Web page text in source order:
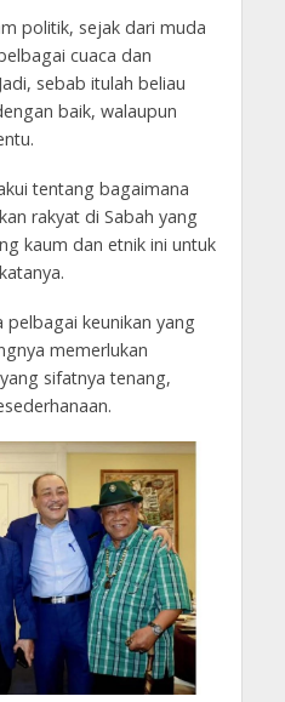
politik, sejak dari muda
cuaca dan
sebab itulah beliau
baik, walaupun
tentang bagaimana
rakyat di Sabah yang
kaum dan etnik ini untuk
keunikan yang
memerlukan
sifatnya tenang,